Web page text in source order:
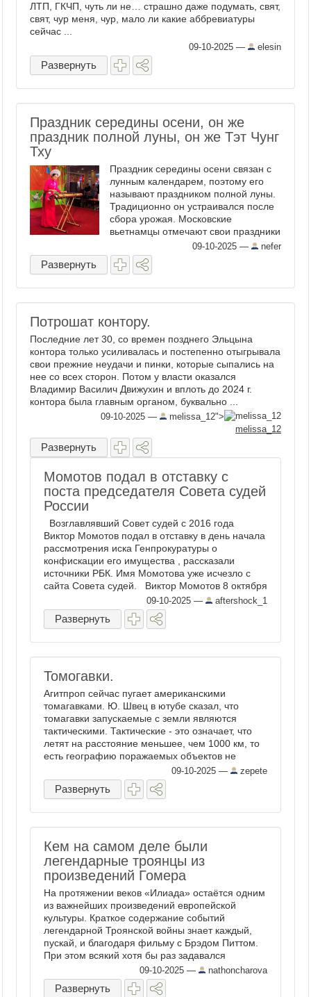
ЛТП, ГКЧП, чуть ли не… страшно даже подумать, свят,
свят, чур меня, чур, мало ли какие аббревиатуры
сейчас ...
09-10-2025 — elesin
Развернуть
Праздник середины осени, он же
праздник полной луны, он же Тэт Чунг
Тху
Праздник середины осени связан с
лунным календарем, поэтому его
называют праздником полной луны.
Традиционно он устраивался после
сбора урожая. Московские
вьетнамцы отмечают свои праздники
в комплексе "Ханой-Москва". В
течение двух дней проходила
развлекательная программа:
09-10-2025 — nefer
Развернуть
Потрошат контору.
Последние лет 30, со времен позднего Эльцына
контора только усиливалась и постепенно отыгрывала
свои прежние неудачи и пинки, которые сыпались на
нее со всех сторон. Потом у власти оказался
Владимир Василич Движухин и вплоть до 2024 г.
контора была главным органом, буквально ...
09-10-2025 —
melissa_12">
melissa_12
Развернуть
Момотов подал в отставку с
поста председателя Совета судей
России
Возглавлявший Совет судей с 2016 года
Виктор Момотов подал в отставку в день начала
рассмотрения иска Генпрокуратуры о
конфискации его имущества , рассказали
источники РБК. Имя Момотова уже исчезло с
сайта Совета судей. Виктор Момотов 8 октября
подал заявление о досрочном ...
09-10-2025 — aftershock_1
Развернуть
Томогавки.
Агитпроп сейчас пугает американскими
томагавками. Ю. Швец в ютубе сказал, что
томагавки запускаемые с земли являются
тактическими. Тактические - это означает, что
летят на расстояние меньшее, чем 1000 км, то
есть географию поражаемых объектов не
увеличит, у них дроны дальше ...09-10-2025 — zepete
Развернуть
Кем на самом деле были
легендарные троянцы из
произведений Гомера
На протяжении веков «Илиада» остаётся одним
из важнейших произведений европейской
культуры. Краткое содержание событий
легендарной Троянской войны знает каждый,
пускай, и благодаря фильму с Брэдом Питтом.
При этом всякий хотя бы раз задавался
вопросом о том, кем же на самом деле были ...
09-10-2025 — nathoncharova
Развернуть